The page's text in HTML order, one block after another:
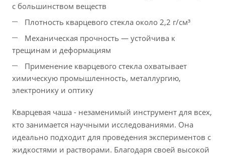
с большинством веществ
Плотность кварцевого стекла около 2,2 г/см³
Механическая прочность — устойчива к
трещинам и деформациям
Применение кварцевого стекла охватывает
химическую промышленность, металлургию,
электронику и оптику
Кварцевая чаша - незаменимый инструмент для всех,
кто занимается научными исследованиями. Она
идеально подходит для проведения экспериментов с
жидкостями и растворами. Благодаря своей высокой